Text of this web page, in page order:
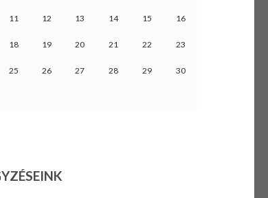
11 12 13 14 15 16
18 19 20 21 22 23
25 26 27 28 29 30